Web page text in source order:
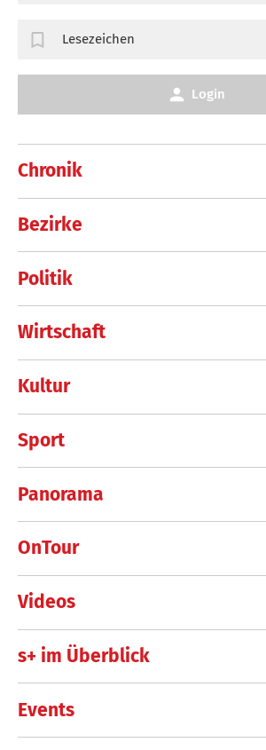
Chronik
Bezirke
Politik
Wirtschaft
Kultur
Sport
Panorama
OnTour
Videos
s+ im Überblick
Events
Lesezeichen
Login